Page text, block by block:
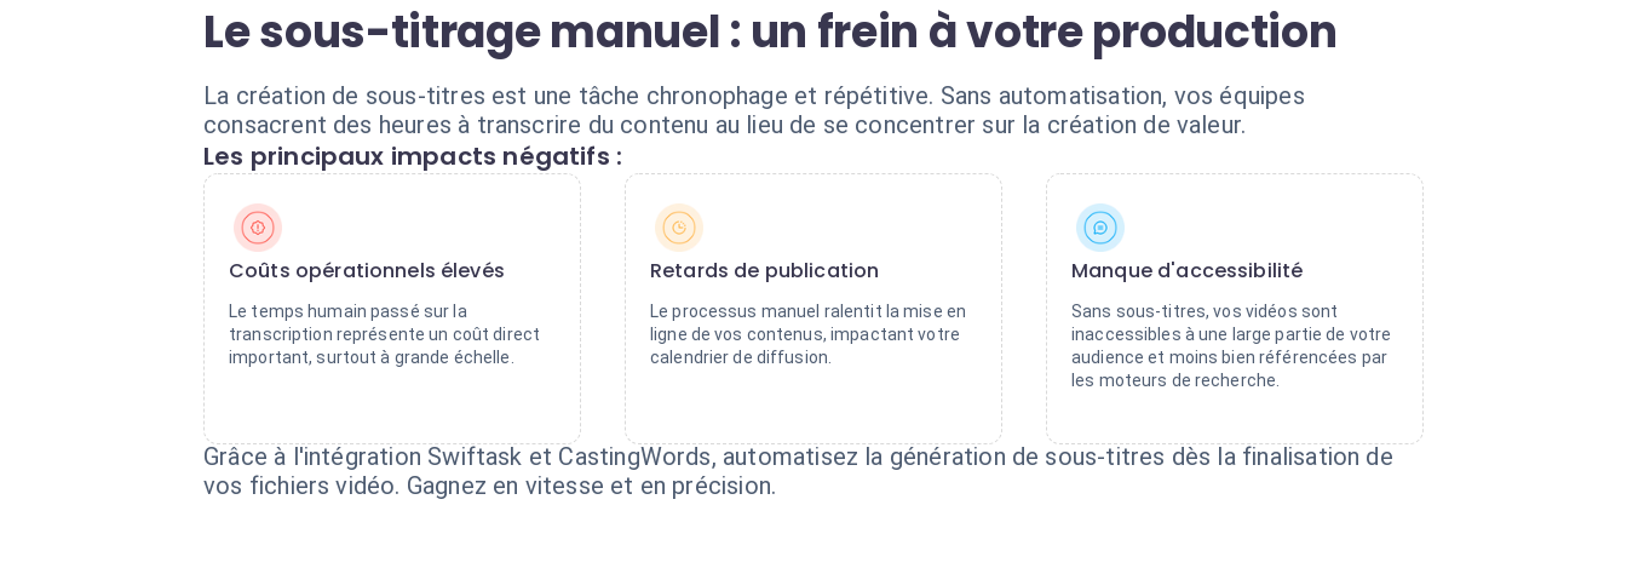
Le sous-titrage manuel : un frein à votre production
La création de sous-titres est une tâche chronophage et répétitive. Sans automatisation, vos équipes
consacrent des heures à transcrire du contenu au lieu de se concentrer sur la création de valeur.
Les principaux impacts négatifs :
Coûts opérationnels élevés
Le temps humain passé sur la
transcription représente un coût direct
important, surtout à grande échelle.
Retards de publication
Le processus manuel ralentit la mise en
ligne de vos contenus, impactant votre
calendrier de diffusion.
Manque d'accessibilité
Sans sous-titres, vos vidéos sont
inaccessibles à une large partie de votre
audience et moins bien référencées par
les moteurs de recherche.
Grâce à l'intégration Swiftask et CastingWords, automatisez la génération de sous-titres dès la finalisation de
vos fichiers vidéo. Gagnez en vitesse et en précision.